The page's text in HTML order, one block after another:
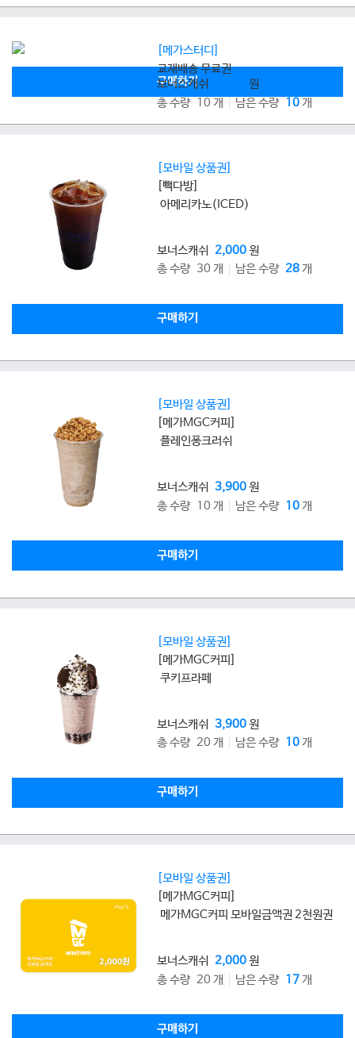
[메가스터디]
교재배송 무료권
보너스캐쉬
원
총 수량 10 개
남은 수량 10개
구매하기
[모바일 상품권]
[빽다방]
아메리카노(ICED)
보너스캐쉬 2,000원
총 수량 30 개
남은 수량 28개
구매하기
[모바일 상품권]
[메가MGC커피]
플레인퐁크러쉬
보너스캐쉬 3,900원
총 수량 10 개
남은 수량 10개
구매하기
[모바일 상품권]
[메가MGC커피]
쿠키프라페
보너스캐쉬 3,900원
총 수량 20 개
남은 수량 10개
구매하기
[모바일 상품권]
[메가MGC커피]
메가MGC커피 모바일금액권 2천원권
보너스캐쉬 2,000원
총 수량 20 개
남은 수량 17개
구매하기